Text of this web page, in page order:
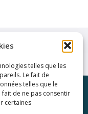
telles que les
Le fait de
telles que le
de ne pas consentir
certaines